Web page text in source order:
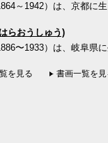
～1942）は、京都に
らおうしゅう)
〜1933）は、岐阜県
を見る 書画一覧を見